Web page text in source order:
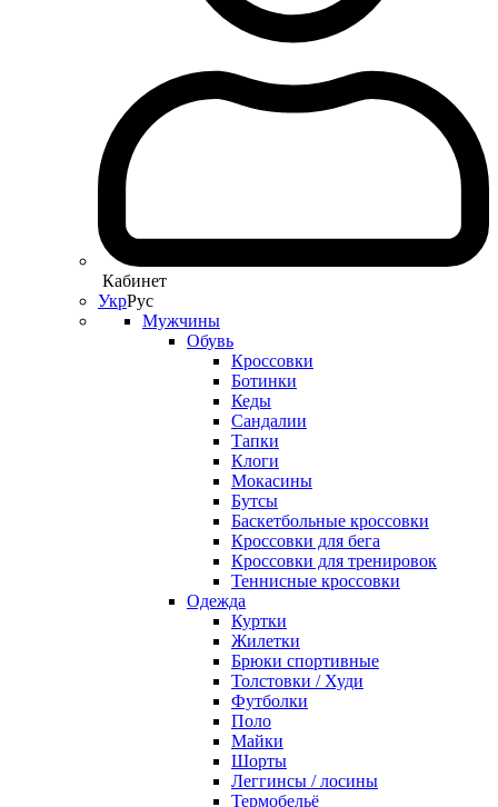
Кабинет
УкрРус
Мужчины
Обувь
Кроссовки
Ботинки
Кеды
Сандалии
Тапки
Клоги
Мокасины
Бутсы
Баскетбольные кроссовки
Кроссовки для бега
Кроссовки для тренировок
Теннисные кроссовки
Одежда
Куртки
Жилетки
Брюки спортивные
Толстовки / Худи
Футболки
Поло
Майки
Шорты
Леггинсы / лосины
Термобельё